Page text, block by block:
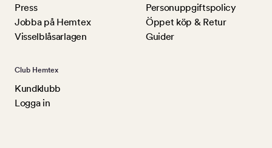
Press
Jobba på Hemtex
Visselblåsarlagen
Personuppgiftspolicy
Öppet köp & Retur
Guider
Club Hemtex
Kundklubb
Logga in